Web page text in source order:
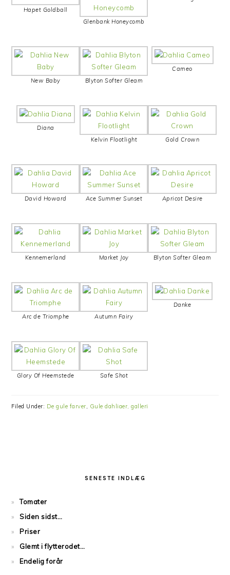
Hapet Goldball
Glenbank Honeycomb
New Baby Blyton Softer Gleam
Cameo
Diana
Kelvin Flootlight
Gold Crown
David Howard Ace Summer Sunset Apricot Desire
Kennemerland Market Joy Blyton Softer Gleam
Arc de Triomphe Autumn Fairy
Danke
Glory Of Heemstede Safe Shot
Filed Under: De gule farver, Gule dahliaer, galleri
SENESTE INDLÆG
Tomater
Siden sidst…
Priser
Glemt i flytterodet…
Endelig forår